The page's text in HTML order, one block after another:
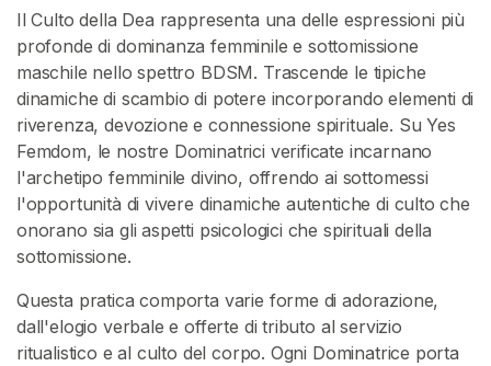
Il Culto della Dea rappresenta una delle espressioni più
profonde di dominanza femminile e sottomissione
maschile nello spettro BDSM. Trascende le tipiche
dinamiche di scambio di potere incorporando elementi di
riverenza, devozione e connessione spirituale. Su Yes
Femdom, le nostre Dominatrici verificate incarnano
l'archetipo femminile divino, offrendo ai sottomessi
l'opportunità di vivere dinamiche autentiche di culto che
onorano sia gli aspetti psicologici che spirituali della
sottomissione.
Questa pratica comporta varie forme di adorazione,
dall'elogio verbale e offerte di tributo al servizio
ritualistico e al culto del corpo. Ogni Dominatrice porta
n
t
i
C
o
n
t
e
n
t
o